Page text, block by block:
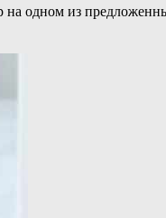
одном из